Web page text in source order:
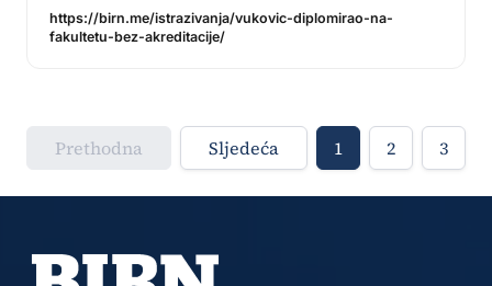
https://birn.me/istrazivanja/vukovic-diplomirao-na-
fakultetu-bez-akreditacije/
Prethodna Sljedeća 1 2 3